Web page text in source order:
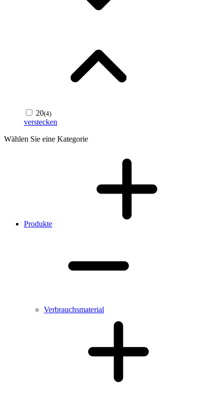
20(4)
verstecken
Wählen Sie eine Kategorie
Produkte
Verbrauchsmaterial